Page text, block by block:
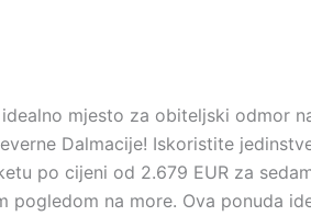
mjesto za obiteljski odmor
Dalmacije! Iskoristite
po cijeni od 2.679 EUR za
pogledom na more. Ova ponuda